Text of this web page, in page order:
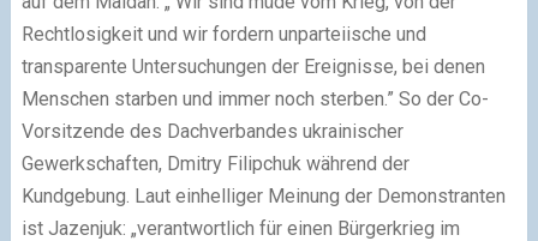
Rechtlosigkeit und wir fordern unparteiische und
transparente Untersuchungen der Ereignisse, bei denen
Menschen starben und immer noch sterben.” So der Co-
Vorsitzende des Dachverbandes ukrainischer
Gewerkschaften, Dmitry Filipchuk während der
Kundgebung. Laut einhelliger Meinung der Demonstranten
ist Jazenjuk: „verantwortlich für einen Bürgerkrieg im